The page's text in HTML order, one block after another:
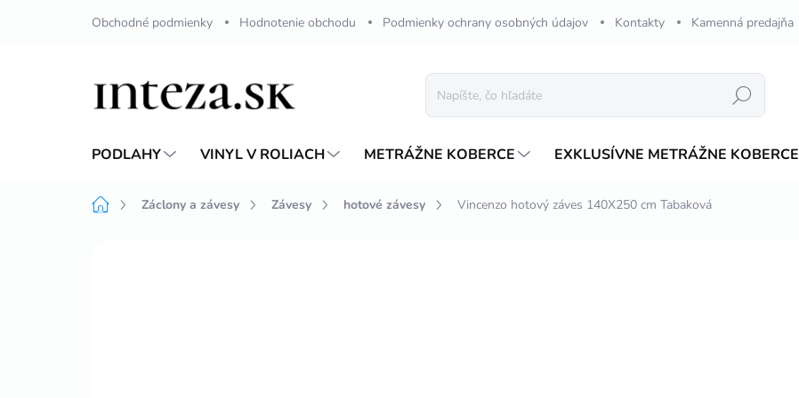
Obchodné podmienky Hodnotenie obchodu Podmienky ochrany osobných údajov Kontakty Kamenná predajňa
Hľadať
PODLAHY VINYL V ROLIACH METRÁŽNE KOBERCE EXKLUSÍVNE METRÁŽNE KOBERCE
DomovZáclony a závesy Závesy hotové závesy Vincenzo hotový záves 140X250 cm Tabaková